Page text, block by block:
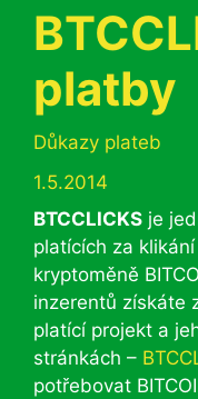
platby
Rubriky
Důkazy plateb
1.5.2014
BTCCLICKS je
platících za
kryptoměně
inzerentů získáte
platící projekt a
stránkách –
potřebovat